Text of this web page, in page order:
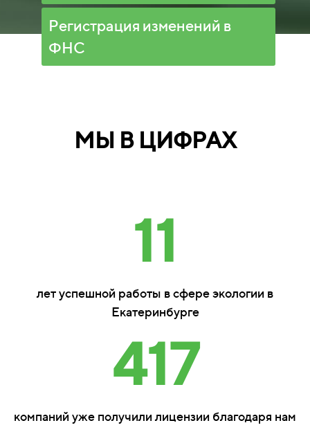
Регистрация изменений в
ФНС
МЫ В ЦИФРАХ
11
лет успешной работы в сфере экологии в
Екатеринбурге
417
компаний уже получили лицензии благодаря нам